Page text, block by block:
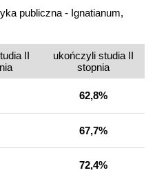
publiczna - Ignatianum,
II
ukończyli studia II
stopnia
62,8%
67,7%
72,4%